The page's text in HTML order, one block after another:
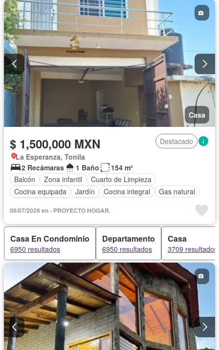
Casa
$ 1,500,000 MXN
Destacado
La Esperanza, Tonila
2 Recámaras
1 Baño
154 m²
Balcón
Zona infantil
Cuarto de Limpieza
Cocina equipada
Jardín Cocina integral
Gas natural
06/07/2026 en - PROYECTO HOGAR.
Casa En Condominio
6950 resultados
Departamento
6950 resultados
Casa
3709 resultados